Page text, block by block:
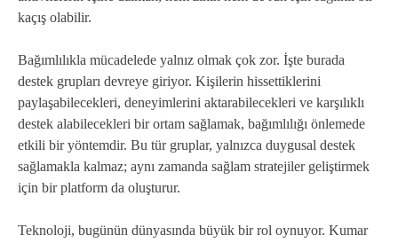
kaçış olabilir.
Bağımlılıkla mücadelede yalnız olmak çok zor. İşte burada
destek grupları devreye giriyor. Kişilerin hissettiklerini
paylaşabilecekleri, deneyimlerini aktarabilecekleri ve karşılıklı
destek alabilecekleri bir ortam sağlamak, bağımlılığı önlemede
etkili bir yöntemdir. Bu tür gruplar, yalnızca duygusal destek
sağlamakla kalmaz; aynı zamanda sağlam stratejiler geliştirmek
için bir platform da oluşturur.
Teknoloji, bugünün dünyasında büyük bir rol oynuyor. Kumar